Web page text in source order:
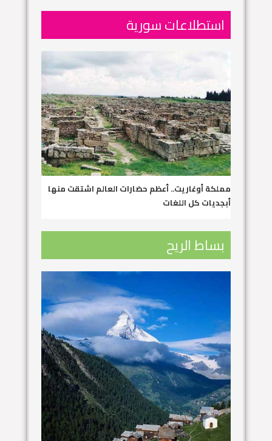
استطلاعات سورية
مملكة أوغاريت.. أعظم حضارات العالم اشتقت منها
أبجديات كل اللغات
بساط الريح